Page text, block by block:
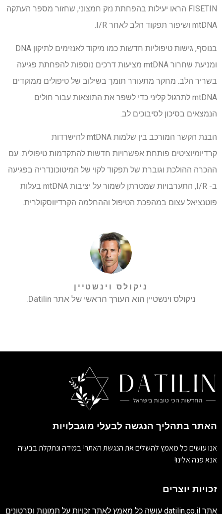
FISETIN הראו יעילות בהפחתת נזק חמצוני, שחזור מספר העתקה
mtDNA ושיפור תפקוד הלב לאחר I/R.
בנוסף, גישות טיפוליות חדשות כמו מיקוד לאנזימים לתיקון DNA
ומניעת שחרור mtDNA מציעות דרכים נוספות להפחתת פגיעה
בשריר הלב. מחקר מתעורר תומך בשילוב של טיפולים ממוקדים
mtDNA לתרגול קליני כדי לשפר את התוצאות עבור חולים
הנמצאים בסיכון לסיבוכים לב.
הבנת הקשר המורכב בין שלמות mtDNA להישרדות
קרדיומיוציטים פותחת אפשרויות חדשות להתקדמות טיפולית. עם
ההכרה ההולכת וגוברת של תפקוד לקוי של המיטוכונדריה בפגיעה
ב- I/R, התערבויות שמטרתן לשמור על יציבות mtDNA בעלות
פוטנציאל עצום במהפכת הטיפול וההחלמה הקרדיווסקולרית.
ניקולס וינשטיין
ניקולס וינשטיין הוא העורך הראשי של אתר Datilin.
האתר בתהליך הנגשה לבעלי מוגבלויות
אנו עושים כל מאמץ להשלים את הנגשת האתר! במידה ונתקלת בבעיה
אנא פנה אלינו!
זכויות יוצרים
אתר datilin.co.il עושה כל מאמץ לאתר זכויות על תמונות וסרטונים